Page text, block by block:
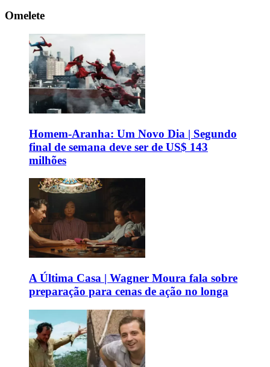
Omelete
Homem-Aranha: Um Novo Dia | Segundo
final de semana deve ser de US$ 143
milhões
A Última Casa | Wagner Moura fala sobre
preparação para cenas de ação no longa